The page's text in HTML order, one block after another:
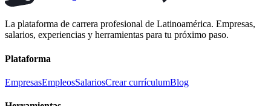
La plataforma de carrera profesional de Latinoamérica. Empresas,
salarios, experiencias y herramientas para tu próximo paso.
Plataforma
EmpresasEmpleosSalariosCrear currículumBlog